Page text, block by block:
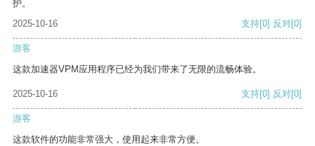
护。
2025-10-16
支持[0] 反对[0]
游客
这款加速器VPM应用程序已经为我们带来了无限的流畅体验。
2025-10-16 支持[0] 反对[0]
游客
这款软件的功能非常强大，使用起来非常方便。